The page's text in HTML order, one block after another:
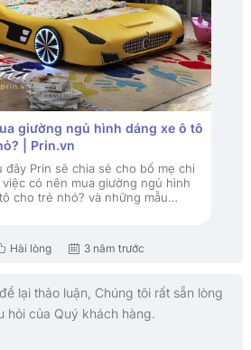
giường ngủ hình dáng xe ô tô
| Prin.vn
đây Prin sẽ chia sẻ cho bố mẹ chi
có nên mua giường ngủ hình
cho trẻ nhỏ? và những mẫu
bé.
Hài lòng 3 năm trước